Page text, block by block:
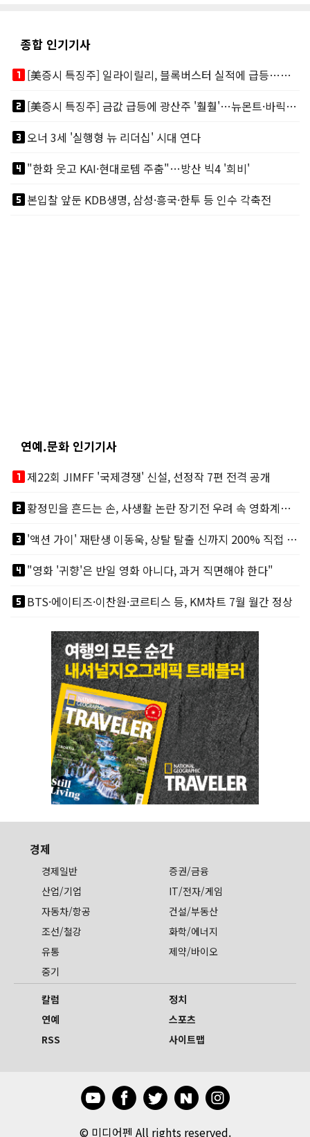
종합 인기기사
looks_one
[美증시 특징주] 일라이릴리, 블록버스터 실적에 급등…마운자로 매출 폭발
looks_two
[美증시 특징주] 금값 급등에 광산주 '훨훨'…뉴몬트·바릭마이닝 주도
looks_3오너 3세 '실행형 뉴 리더십' 시대 연다
looks_4"한화 웃고 KAI·현대로템 주춤"…방산 빅4 '희비'
looks_5본입찰 앞둔 KDB생명, 삼성·흥국·한투 등 인수 각축전
연예.문화 인기기사
looks_one제22회 JIMFF '국제경쟁' 신설, 선정작 7편 전격 공개
looks_two
황정민을 흔드는 손, 사생활 논란 장기전 우려 속 영화계도 리스크
looks_3
'액션 가이' 재탄생 이동욱, 상탈 탈출 신까지 200% 직접 소화
looks_4"영화 '귀향'은 반일 영화 아니다, 과거 직면해야 한다"
looks_5BTS·에이티즈·이찬원·코르티스 등, KM차트 7월 월간 정상
경제
경제일반
증권/금융
산업/기업
IT/전자/게임
자동차/항공
건설/부동산
조선/철강
화학/에너지
유통
제약/바이오
중기
칼럼
정치
연예
스포츠
RSS
사이트맵
© 미디어펜 All rights reserved.